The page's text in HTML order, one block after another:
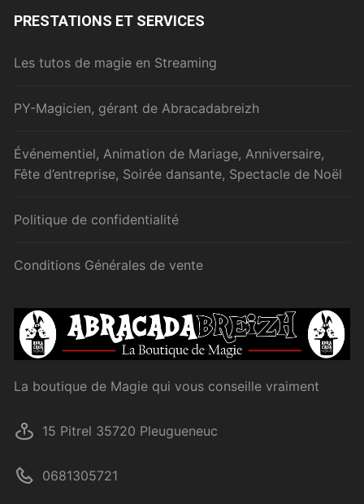
PRESTATIONS ET SERVICES
Les tutos de magie en Streaming
PY-Magicien, gérant de Abracadabreizh
Événementiel, Animation de Mariage, Anniversaire,
Fête d’entreprise, Soirée dansante, Spectacle de Noël
Politique de confidentialité
Conditions Générales de vente
La boutique de Magie qui vous conseille vraiment
15 Pitrel 35720 Pleugueneuc
0681305721